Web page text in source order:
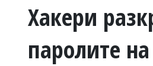
ВОЙНАТА
УКРАЙНА
Хакери
паролите